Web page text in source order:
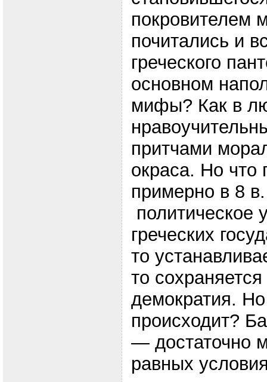
покровителем
почитались и
греческого
основном
мифы? Как в
притчами
окраса. Но что
примерно в 8
политическое
греческих
то
то
демократия.
происходит?
— достаточно
равных